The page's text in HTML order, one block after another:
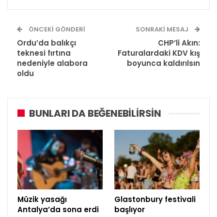
ÖNCEKI GÖNDERI
Ordu’da balıkçı
teknesi fırtına
nedeniyle alabora
oldu
SONRAKI MESAJ
CHP’li Akın:
Faturalardaki KDV kış
boyunca kaldırılsın
BUNLARI DA BEĞENEBILIRSIN
Müzik yasağı
Antalya’da sona erdi
Glastonbury festivali
başlıyor